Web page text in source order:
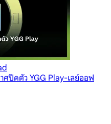
ศปิดตัว YGG Play-เลย์ออฟ